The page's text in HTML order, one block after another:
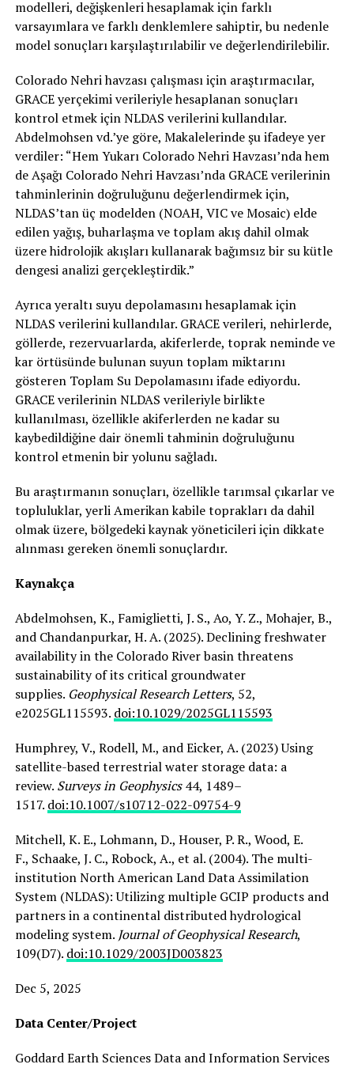
modelleri, değişkenleri hesaplamak için farklı
varsayımlara ve farklı denklemlere sahiptir, bu nedenle
model sonuçları karşılaştırılabilir ve değerlendirilebilir.
Colorado Nehri havzası çalışması için araştırmacılar,
GRACE yerçekimi verileriyle hesaplanan sonuçları
kontrol etmek için NLDAS verilerini kullandılar.
Abdelmohsen vd.’ye göre, Makalelerinde şu ifadeye yer
verdiler: “Hem Yukarı Colorado Nehri Havzası’nda hem
de Aşağı Colorado Nehri Havzası’nda GRACE verilerinin
tahminlerinin doğruluğunu değerlendirmek için,
NLDAS’tan üç modelden (NOAH, VIC ve Mosaic) elde
edilen yağış, buharlaşma ve toplam akış dahil olmak
üzere hidrolojik akışları kullanarak bağımsız bir su kütle
dengesi analizi gerçekleştirdik.”
Ayrıca yeraltı suyu depolamasını hesaplamak için
NLDAS verilerini kullandılar. GRACE verileri, nehirlerde,
göllerde, rezervuarlarda, akiferlerde, toprak neminde ve
kar örtüsünde bulunan suyun toplam miktarını
gösteren Toplam Su Depolamasını ifade ediyordu.
GRACE verilerinin NLDAS verileriyle birlikte
kullanılması, özellikle akiferlerden ne kadar su
kaybedildiğine dair önemli tahminin doğruluğunu
kontrol etmenin bir yolunu sağladı.
Bu araştırmanın sonuçları, özellikle tarımsal çıkarlar ve
topluluklar, yerli Amerikan kabile toprakları da dahil
olmak üzere, bölgedeki kaynak yöneticileri için dikkate
alınması gereken önemli sonuçlardır.
Kaynakça
Abdelmohsen, K., Famiglietti, J. S., Ao, Y. Z., Mohajer, B.,
and Chandanpurkar, H. A. (2025). Declining freshwater
availability in the Colorado River basin threatens
sustainability of its critical groundwater
supplies. Geophysical Research Letters, 52,
e2025GL115593. doi:10.1029/2025GL115593
Humphrey, V., Rodell, M., and Eicker, A. (2023) Using
satellite-based terrestrial water storage data: a
review. Surveys in Geophysics44, 1489–
1517. doi:10.1007/s10712-022-09754-9
Mitchell, K. E., Lohmann, D., Houser, P. R., Wood, E.
F., Schaake, J. C., Robock, A., et al. (2004). The multi-
institution North American Land Data Assimilation
System (NLDAS): Utilizing multiple GCIP products and
partners in a continental distributed hydrological
modeling system. Journal of Geophysical Research,
109(D7). doi:10.1029/2003JD003823
Dec 5, 2025
Data Center/Project
Goddard Earth Sciences Data and Information Services